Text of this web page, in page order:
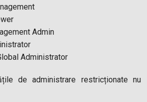
Admin
Administrator
de administrare restricționate nu